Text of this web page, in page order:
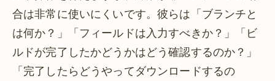
合は非常に使いにくいです。彼らは「ブランチと
は何か？」「フィールドは入力すべきか？」「ビ
ルドが完了したかどうかはどう確認するのか？」
「完了したらどうやってダウンロードするの